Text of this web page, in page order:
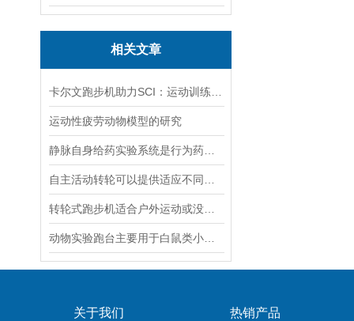
相关文章
运动性疲劳动物模型的研究
关于我们 热销产品